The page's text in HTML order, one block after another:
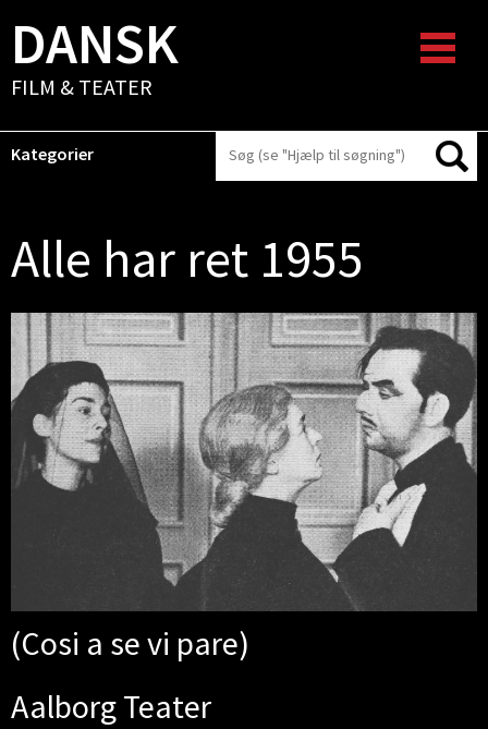
DANSK
FILM & TEATER
Kategorier
Alle har ret 1955
(Cosi a se vi pare)
Aalborg Teater